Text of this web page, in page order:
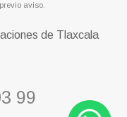
aviso.
de Tlaxcala
99